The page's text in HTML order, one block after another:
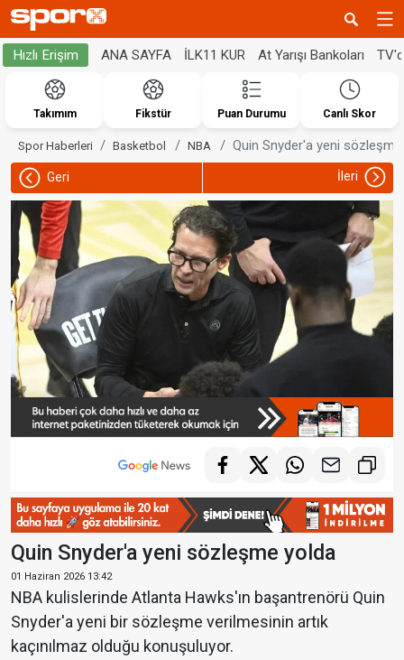
Hızlı Erişim ANA SAYFA İLK11 KUR At Yarışı Bankoları
Takımım Fikstür Puan Durumu Canlı Skor
Spor Haberleri Basketbol NBA Quin Snyder'a yeni
Geri İleri
Quin Snyder'a yeni sözleşme yolda
01 Haziran 2026 13:42
NBA kulislerinde Atlanta Hawks'ın başantrenörü Quin
Snyder'a yeni bir sözleşme verilmesinin artık
kaçınılmaz olduğu konuşuluyor.